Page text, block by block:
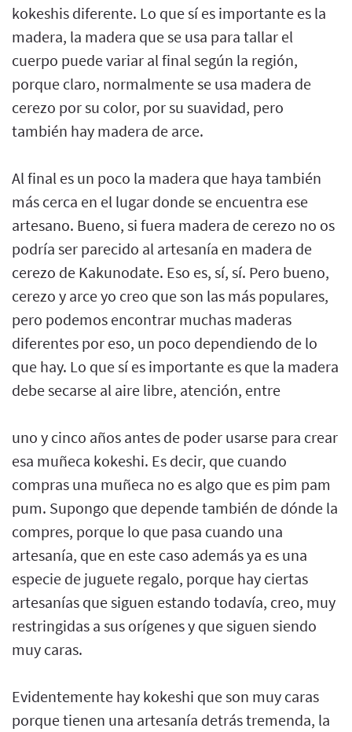
kokeshis diferente. Lo que sí es importante es la
madera, la madera que se usa para tallar el
cuerpo puede variar al final según la región,
porque claro, normalmente se usa madera de
cerezo por su color, por su suavidad, pero
también hay madera de arce.
Al final es un poco la madera que haya también
más cerca en el lugar donde se encuentra ese
artesano. Bueno, si fuera madera de cerezo no os
podría ser parecido al artesanía en madera de
cerezo de Kakunodate. Eso es, sí, sí. Pero bueno,
cerezo y arce yo creo que son las más populares,
pero podemos encontrar muchas maderas
diferentes por eso, un poco dependiendo de lo
que hay. Lo que sí es importante es que la madera
debe secarse al aire libre, atención, entre
uno y cinco años antes de poder usarse para crear
esa muñeca kokeshi. Es decir, que cuando
compras una muñeca no es algo que es pim pam
pum. Supongo que depende también de dónde la
compres, porque lo que pasa cuando una
artesanía, que en este caso además ya es una
especie de juguete regalo, porque hay ciertas
artesanías que siguen estando todavía, creo, muy
restringidas a sus orígenes y que siguen siendo
muy caras.
Evidentemente hay kokeshi que son muy caras
porque tienen una artesanía detrás tremenda, la